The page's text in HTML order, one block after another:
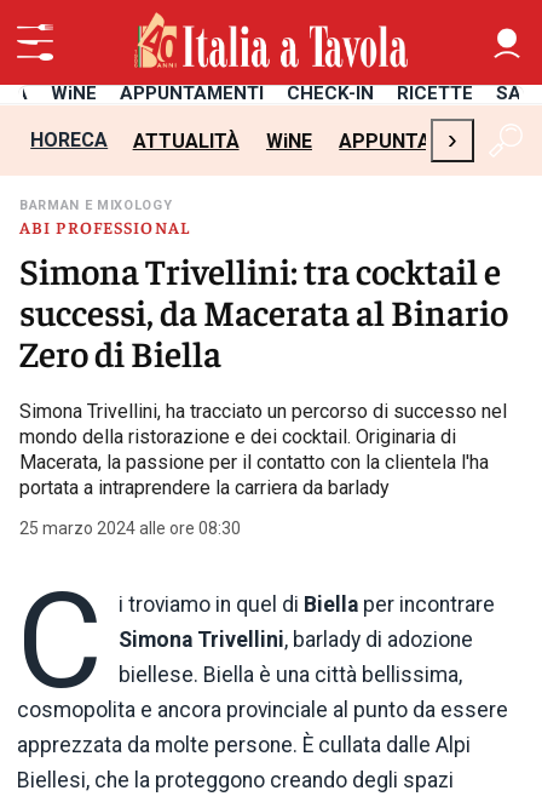
WiNE APPUNTAMENTI CHECK-IN RICETTE
HORECA ATTUALITÀ WiNE APPUNTAMENTI
›
ABI PROFESSIONAL
BARMAN E MIXOLOGY
Simona Trivellini: tra cocktail e
successi, da Macerata al Binario
Zero di Biella
Simona Trivellini, ha tracciato un percorso di successo nel
mondo della ristorazione e dei cocktail. Originaria di
Macerata, la passione per il contatto con la clientela l'ha
portata a intraprendere la carriera da barlady
25 marzo 2024 alle ore 08:30
C i troviamo in quel di Biella per incontrare
Simona Trivellini, barlady di adozione
biellese. Biella è una città bellissima,
cosmopolita e ancora provinciale al punto da essere
apprezzata da molte persone. È cullata dalle Alpi
Biellesi, che la proteggono creando degli spazi